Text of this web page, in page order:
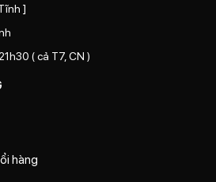
]
( cả T7, CN )
hàng